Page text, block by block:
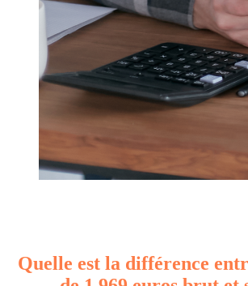
Quelle est la différence